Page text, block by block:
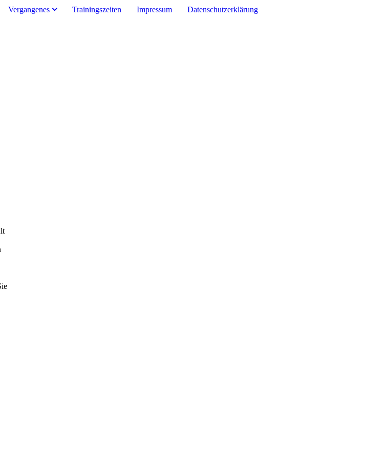
Vergangenes Trainingszeiten Impressum Datenschutzerklärung